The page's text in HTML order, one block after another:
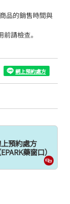
品的銷售時間與
請檢查。
網上預約處方
預約處方
EPARK藥窗口）